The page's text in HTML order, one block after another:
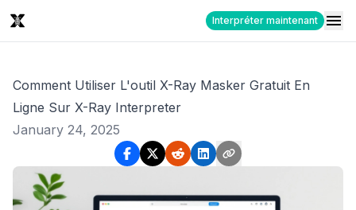
Interpréter maintenant
Comment Utiliser L'outil X-Ray Masker Gratuit En
Ligne Sur X-Ray Interpreter
January 24, 2025